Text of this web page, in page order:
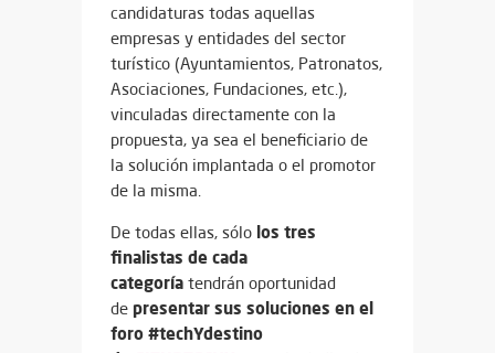
candidaturas todas aquellas
empresas y entidades del sector
turístico (Ayuntamientos, Patronatos,
Asociaciones, Fundaciones, etc.),
vinculadas directamente con la
propuesta, ya sea el beneficiario de
la solución implantada o el promotor
de la misma.
De todas ellas, sólo los tres
finalistas de cada
categoría tendrán oportunidad
de presentar sus soluciones en el
foro #techYdestino